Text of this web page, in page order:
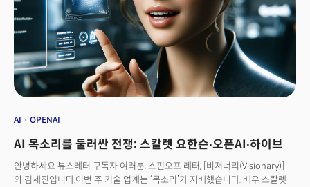
19~20일 오전 10시부터 오후 5시까지 '넥스트 빌리언(Next Billion)이
온다'를 주제로 코엑스 콘퍼런스 룸(401호)에서 열린다. 올해로 2회째를 맞은
더웨이브 콘퍼런스에서는 생성 AI 열풍으로 격변의 시기를 경험하고 있는
기업과 개인을 위한 인사이트를 제공할 예정이다.
AI OPENAI
AI 목소리를 둘러싼 전쟁: 스칼렛 요한슨∙오픈AI∙하이브
안녕하세요 뷰스레터 구독자 여러분, 스핀오프 레터, [비저너리(Visionary)]
의 김세진입니다.이번 주 기술 업계는 ‘목소리’가 지배했습니다. 배우 스칼렛